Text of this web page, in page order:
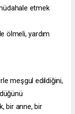
etmek
ölmeli, yardım
meşgul edildiğini,
bir anne, bir